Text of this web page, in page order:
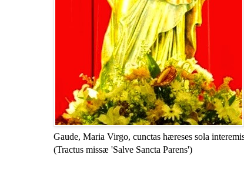
Gaude, Maria Virgo, cunctas hæreses sola
(Tractus missæ 'Salve Sancta Parens')